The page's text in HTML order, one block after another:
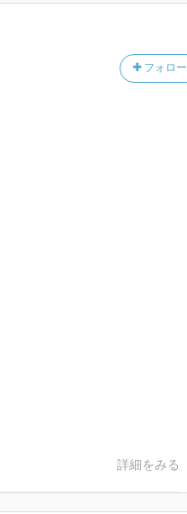
フォロー
詳細をみる